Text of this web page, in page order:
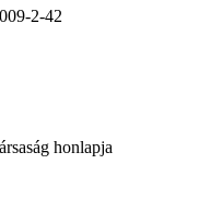
2-42
honlapja